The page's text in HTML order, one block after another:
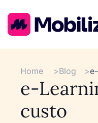
Home >Blog >
e-
custo